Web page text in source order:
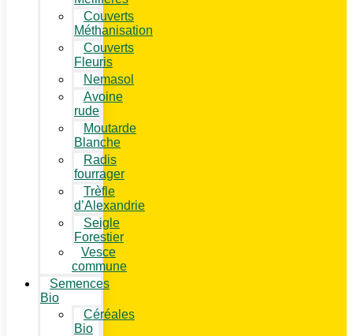
Couverts
Méthanisation
Couverts
Fleuris
Nemasol
Avoine
rude
Moutarde
Blanche
Radis
fourrager
Trèfle
d’Alexandrie
Seigle
Forestier
Vesce
commune
Semences
Bio
Céréales
Bio